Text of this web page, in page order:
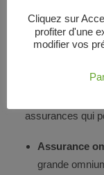
Dans tous les
uneassurance
des tiers ou à
assurances qui
Assurance
grande
Cliquez sur
profiter d'une
modifier vos